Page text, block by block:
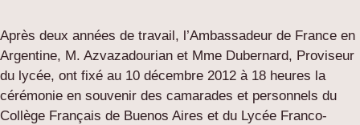
Après deux années de travail, l’Ambassadeur de France en
Argentine, M. Azvazadourian et Mme Dubernard, Proviseur
du lycée, ont fixé au 10 décembre 2012 à 18 heures la
cérémonie en souvenir des camarades et personnels du
Collège Français de Buenos Aires et du Lycée Franco-